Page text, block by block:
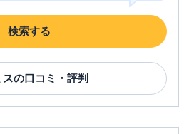
：09:00-21:00
：09:00-21:00
検索する
スの口コミ・評判